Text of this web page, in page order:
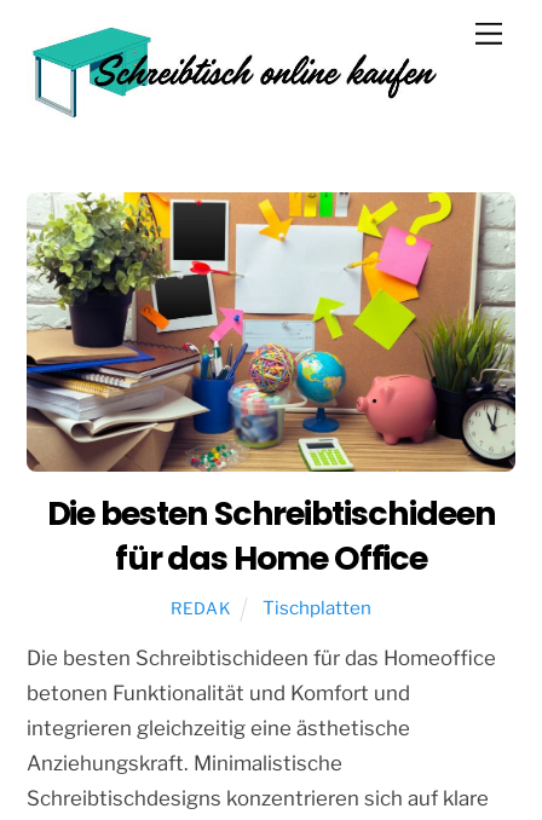
Die besten Schreibtischideen
für das Home Office
REDAK Tischplatten
Die besten Schreibtischideen für das Homeoffice
betonen Funktionalität und Komfort und
integrieren gleichzeitig eine ästhetische
Anziehungskraft. Minimalistische
Schreibtischdesigns konzentrieren sich auf klare